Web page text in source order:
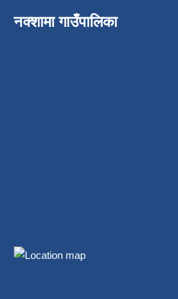
नक्शामा गाउँपालिका